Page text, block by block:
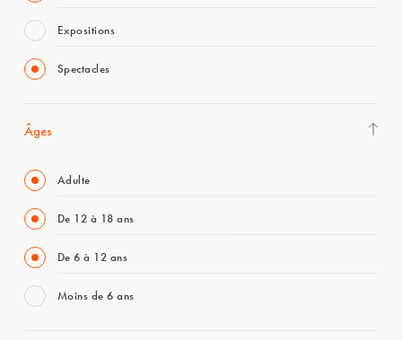
Expositions
Spectacles
Âges
Adulte
De 12 à 18 ans
De 6 à 12 ans
Moins de 6 ans